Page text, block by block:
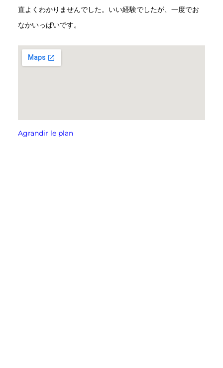
直よくわかりませんでした。いい経験でしたが、一度でお
なかいっぱいです。
Agrandir le plan